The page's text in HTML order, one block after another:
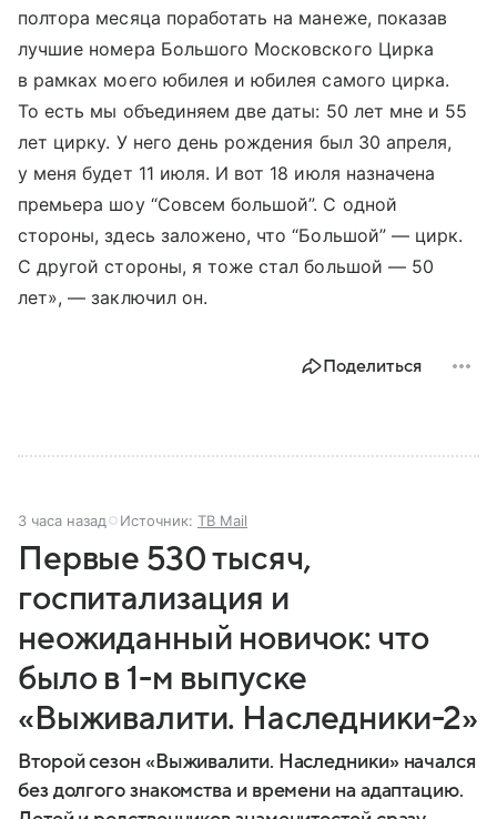
полтора месяца поработать на манеже, показав
лучшие номера Большого Московского Цирка
в рамках моего юбилея и юбилея самого цирка.
То есть мы объединяем две даты: 50 лет мне и 55
лет цирку. У него день рождения был 30 апреля,
у меня будет 11 июля. И вот 18 июля назначена
премьера шоу “Совсем большой”. С одной
стороны, здесь заложено, что “Большой” — цирк.
С другой стороны, я тоже стал большой — 50
лет», — заключил он.
Поделиться
3 часа назад Источник: ТВ Mail
Первые 530 тысяч,
госпитализация и
неожиданный новичок: что
было в 1-м выпуске
«Выживалити. Наследники-2»
Второй сезон «Выживалити. Наследники» начался
без долгого знакомства и времени на адаптацию.